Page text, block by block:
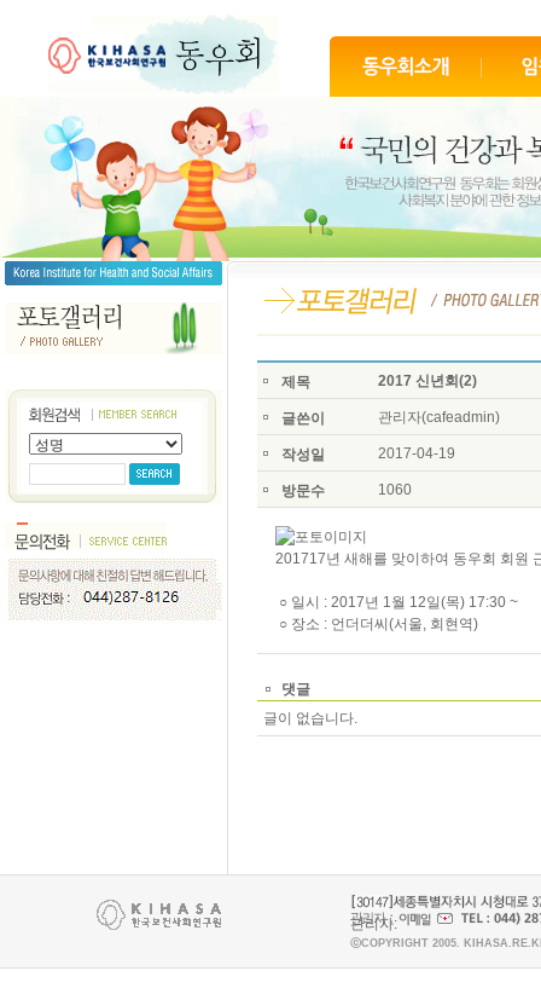
제목 2017 신년회(2)
글쓴이 관리자(cafeadmin)
작성일 2017-04-19
방문수 1060
201717년 새해를 맞이하여 동우회 회원
○ 일시 : 2017년 1월 12일(목) 17:30 ~
○ 장소 : 언더더씨(서울, 회현역)
댓글
글이 없습니다.
관리자:
ⓒCOPYRIGHT 2005.